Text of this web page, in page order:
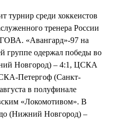
турнир среди хоккеистов
тренера России
«Авангард»-97 на
группе одержал победы во
Новгород) – 4:1, ЦСКА
Петергоф (Санкт-
в полуфинале
«Локомотивом». В
(Нижний Новгород) –